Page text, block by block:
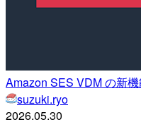
Amazon SES VDM の新
suzuki.ryo
2026.05.30